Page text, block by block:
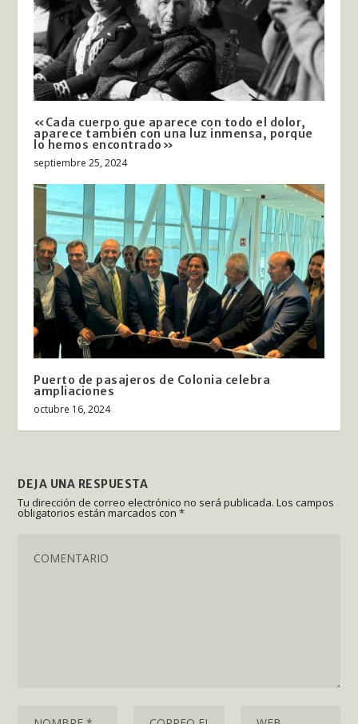
«Cada cuerpo que aparece con todo el dolor,
aparece también con una luz inmensa, porque
lo hemos encontrado»
septiembre 25, 2024
Puerto de pasajeros de Colonia celebra
ampliaciones
octubre 16, 2024
DEJA UNA RESPUESTA
Tu dirección de correo electrónico no será publicada. Los campos
obligatorios están marcados con*